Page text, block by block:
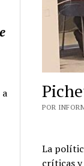
POR
La
críticas y